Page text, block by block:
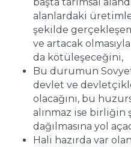
başta tarımsal
alanlardaki
şekilde
ve artacak
da kötüleşeceğini,
Bu durumun
devlet ve
olacağını, bu
alınmaz ise
dağılmasına yol
Hali hazırda var